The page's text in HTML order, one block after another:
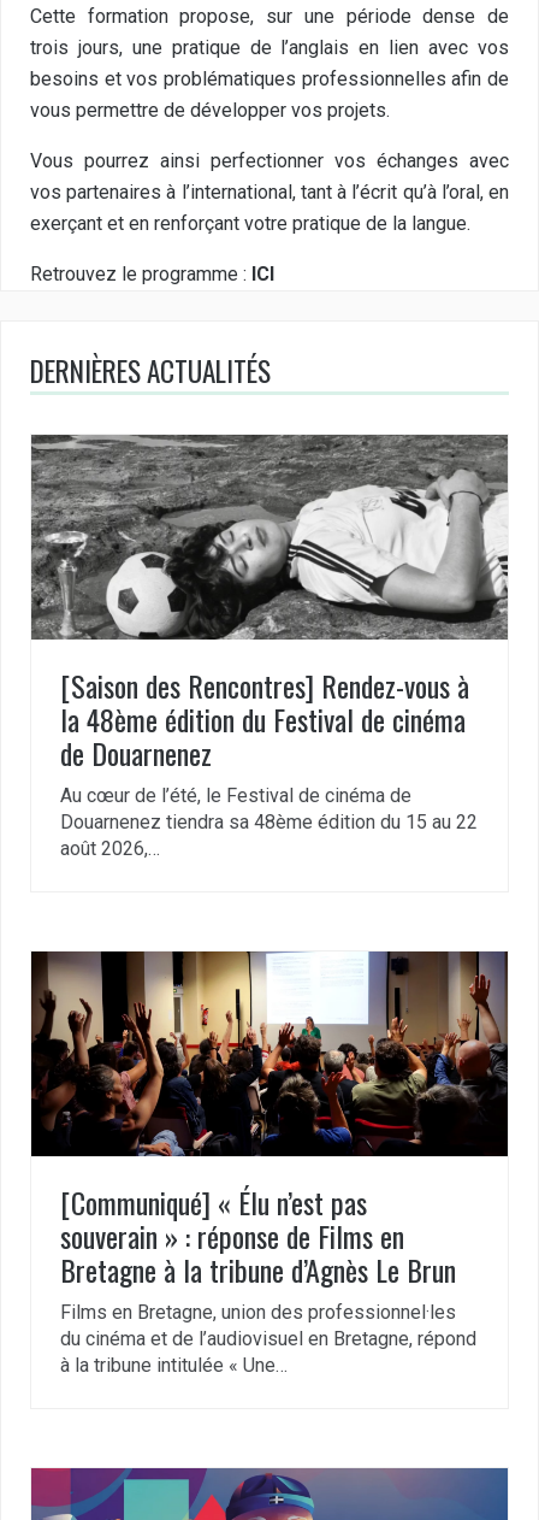
Cette formation propose, sur une période dense de
trois jours, une pratique de l’anglais en lien avec vos
besoins et vos problématiques professionnelles afin de
vous permettre de développer vos projets.
Vous pourrez ainsi perfectionner vos échanges avec
vos partenaires à l’international, tant à l’écrit qu’à l’oral, en
exerçant et en renforçant votre pratique de la langue.
Retrouvez le programme : ICI
DERNIÈRES ACTUALITÉS
[Saison des Rencontres] Rendez-vous à
la 48ème édition du Festival de cinéma
de Douarnenez
Au cœur de l’été, le Festival de cinéma de
Douarnenez tiendra sa 48ème édition du 15 au 22
août 2026,…
[Communiqué] « Élu n’est pas
souverain » : réponse de Films en
Bretagne à la tribune d’Agnès Le Brun
Films en Bretagne, union des professionnel·les
du cinéma et de l’audiovisuel en Bretagne, répond
à la tribune intitulée « Une…